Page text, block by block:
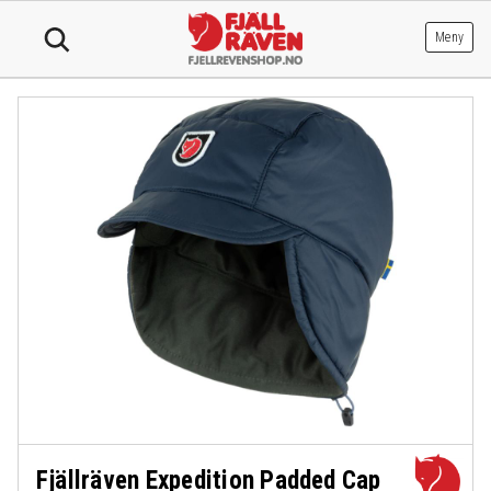
Meny
Fjällräven Expedition Padded Cap